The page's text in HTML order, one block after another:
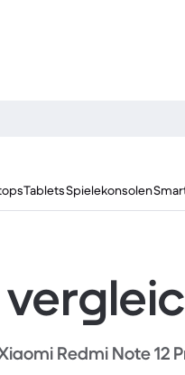
TabletsSpielekonsolen
Redmi Note 12